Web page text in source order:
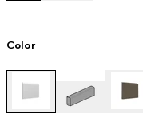
Color